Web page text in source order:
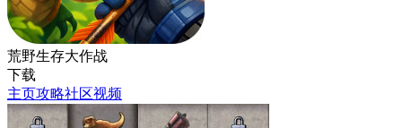
荒野生存大作战
下载
主页攻略社区视频